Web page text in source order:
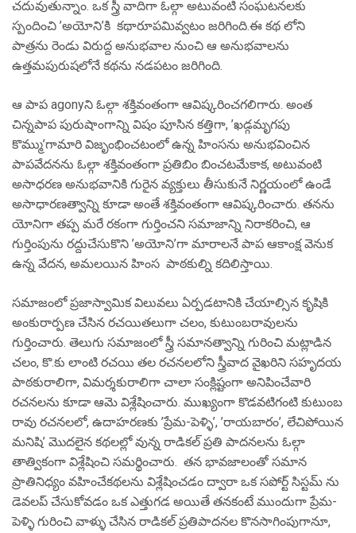
చదువుతున్నాం. ఒక స్త్రీ వాదిగా ఓల్గా అటువంటి సంఘటనలకు
స్పందించి ’అయోని’కి కథారూపమివ్వటం జరిగింది.ఈ కథ లోని
పాత్రను రెండు విరుద్ద అనుభవాల నుంచి ఆ అనుభవాలను
ఉత్తమపురుషలోనే కథను నడపటం జరిగింది.
ఆ పాప agonyని ఓల్గా శక్తివంతంగా ఆవిష్కరించగలిగారు. అంత
చిన్నపాప పురుషాంగాన్ని విషం పూసిన కత్తిగా, ’ఖడ్గమృగపు
కొమ్ము’గామారి విజృంభించటంలో ఉన్న హింసను అనుభవించిన
పాపవేదనను ఓల్గా శక్తివంతంగా ప్రతిబిం బించటమేకాక, అటువంటి
అసాధరణ అనుభవానికి గురైన వ్యక్తులు తీసుకునే నిర్ణయంలో ఉండే
అసాధారణత్వాన్ని కూడా అంతే శక్తివంతంగా ఆవిష్కరించారు. తనను
యోనిగా తప్ప మరే రకంగా గుర్తించని సమాజాన్ని నిరాకరించి, ఆ
గుర్తింపును రద్దుచేసుకొని ’అయోని’గా మారాలనే పాప ఆకాంక్ష వెనుక
ఉన్న వేదన, అమలయిన హింస పాఠకుల్ని కదిలిస్తాయి.
సమాజంలో ప్రజాస్వామిక విలువలు ఏర్పడటానికి చేయాల్సిన కృషికి
అంకురార్పణ చేసిన రచయితలుగా చలం, కుటుంబరావులను
గుర్తించారు. తెలుగు సమాజంలో స్త్రీ సమానత్వాన్ని గురించి మట్లాడిన
చలం, కొ.కు లాంటి రచయి తల రచనలలోని స్త్రీవాద వైఖరిని సహృదయ
పాఠకురాలిగా, విమర్శకురాలిగా చాలా సంక్లిష్టంగా అనిపించేవారి
రచనలను కూడా ఆమె విశ్లేషించారు. ముఖ్యంగా కొడవటిగంటి కుటుంబ
రావు రచనలలో, ఉదాహరణకు ’ప్రేమ-పెళ్ళి’, ’రాయబారం’, లేచిపోయిన
మనిషి’ మొదలైన కథలల్లో వున్న రాడికల్ ప్రతి పాదనలను ఓల్గా
తాత్వికంగా విశ్లేషించి సమర్థించారు. తన భావజాలంతో సమాన
ప్రాతినిధ్యం వహించేకథలను విశ్లేషించడం ద్వారా ఒక సపోర్ట్ సిస్టమ్ ను
డెవలప్ చేసుకోవడం ఒక ఎత్తుగడ అయితే తనకంటే ముందుగా ప్రేమ-
పెళ్ళి గురించి వాళ్ళు చేసిన రాడికల్ ప్రతిపాదనల కొనసాగింపుగానూ,